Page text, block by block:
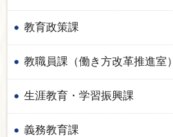
教育政策課
教職員課（働き方改革推進室）
生涯教育・学習振興課
義務教育課